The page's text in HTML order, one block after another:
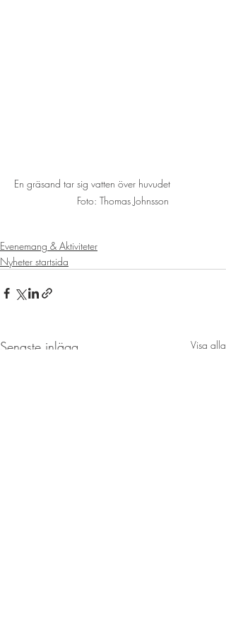
En gräsand tar sig vatten över huvudet
       Foto: Thomas Johnsson
Evenemang & Aktiviteter
Nyheter startsida
Senaste inlägg Visa alla